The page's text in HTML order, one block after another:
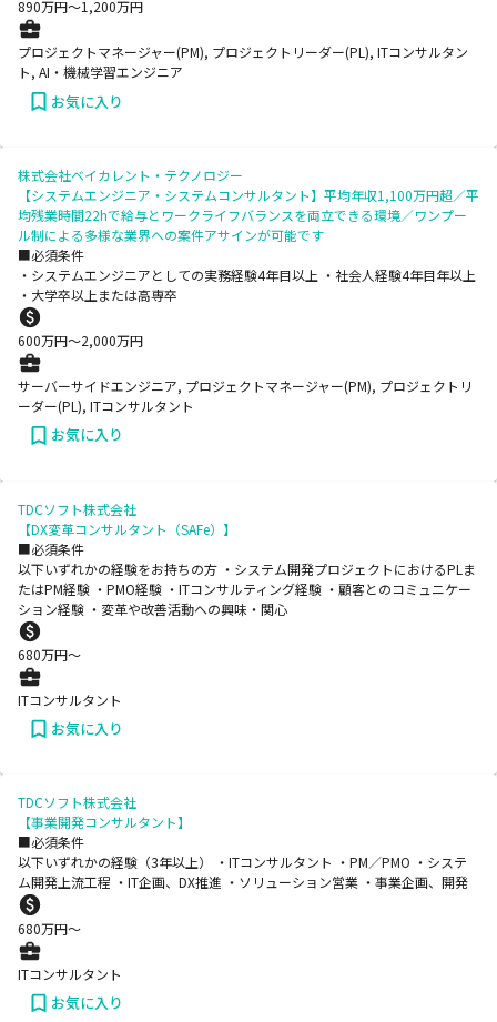
890万円〜1,200万円
プロジェクトマネージャー(PM), プロジェクトリーダー(PL), ITコンサルタン
ト, AI・機械学習エンジニア
お気に入り
株式会社ベイカレント・テクノロジー
【システムエンジニア・システムコンサルタント】平均年収1,100万円超／平
均残業時間22hで給与とワークライフバランスを両立できる環境／ワンプー
ル制による多様な業界への案件アサインが可能です
■必須条件
・システムエンジニアとしての実務経験4年目以上 ・社会人経験4年目年以上
・大学卒以上または高専卒
600万円〜2,000万円
サーバーサイドエンジニア, プロジェクトマネージャー(PM), プロジェクトリ
ーダー(PL), ITコンサルタント
お気に入り
TDCソフト株式会社
【DX変革コンサルタント（SAFe）】
■必須条件
以下いずれかの経験をお持ちの方 ・システム開発プロジェクトにおけるPLま
たはPM経験 ・PMO経験 ・ITコンサルティング経験 ・顧客とのコミュニケー
ション経験 ・変革や改善活動への興味・関心
680万円〜
ITコンサルタント
お気に入り
TDCソフト株式会社
【事業開発コンサルタント】
■必須条件
以下いずれかの経験（3年以上） ・ITコンサルタント ・PM／PMO ・システ
ム開発上流工程 ・IT企画、DX推進 ・ソリューション営業 ・事業企画、開発
680万円〜
ITコンサルタント
お気に入り